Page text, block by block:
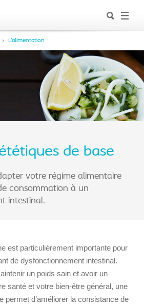
L’alimentation
de base
votre régime alimentaire
consommation à un
intestinal.
est particulièrement importante pour
de dysfonctionnement intestinal.
un poids sain et avoir un
santé et votre bien-être général, une
permet d’améliorer la consistance de